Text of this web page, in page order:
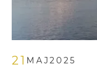
21 MAJ 2025